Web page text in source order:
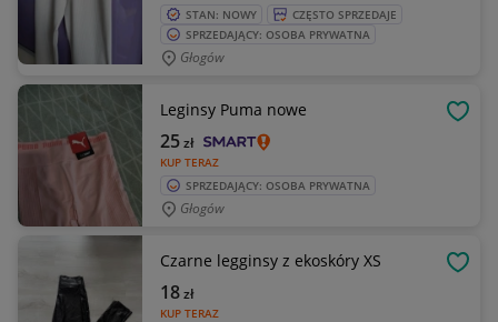
STAN: NOWY
CZĘSTO SPRZEDAJE
SPRZEDAJĄCY: OSOBA PRYWATNA
Głogów
Leginsy Puma nowe
KUP TERAZ
25zł
SPRZEDAJĄCY: OSOBA PRYWATNA
Głogów
Czarne legginsy z ekoskóry XS
KUP TERAZ
18zł